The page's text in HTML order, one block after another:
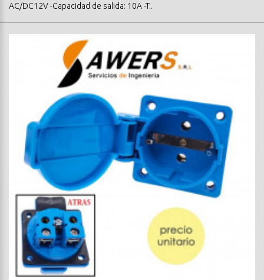
AC/DC12V -Capacidad de salida: 10A -T..